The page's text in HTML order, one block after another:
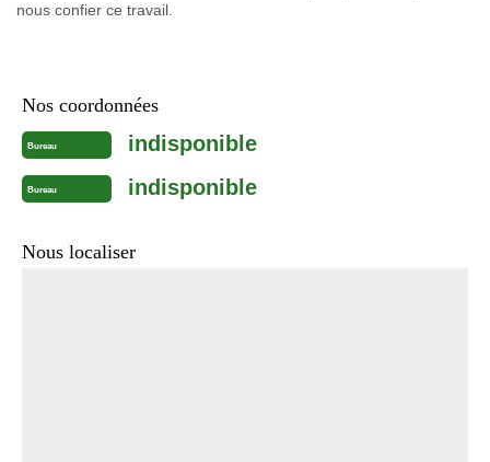
nous confier ce travail.
Nos coordonnées
Bureau indisponible
Bureau indisponible
Nous localiser